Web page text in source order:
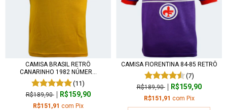
CAMISA BRASIL RETRÔ
CANARINHO 1982 NÚMER...
(11)
R$189,90 R$159,90
R$151,91 com Pix
CAMISA FIORENTINA 84-85 RETRÔ
(7)
R$189,90 R$159,90
R$151,91 com Pix